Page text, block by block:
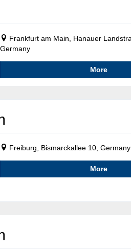
Frankfurt am Main, Hanauer
Germany
More
Freiburg, Bismarckallee 10, Germany
More